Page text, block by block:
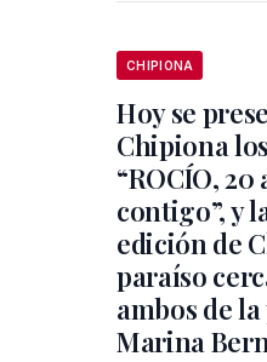
CHIPIONA
Hoy se
Chipiona
“ROCÍO, 20
contigo”, y
edición de
paraíso
ambos de
Marina